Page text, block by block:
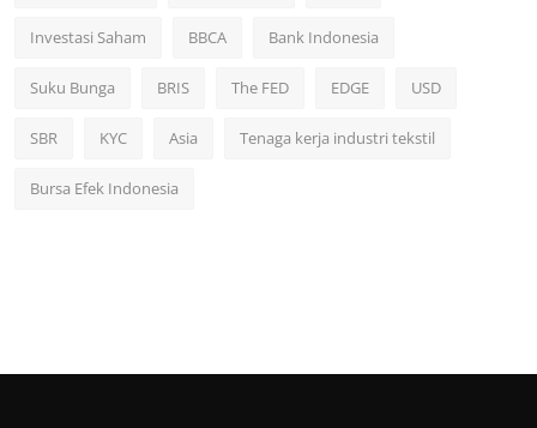
Investasi Saham BBCA Bank Indonesia
Suku Bunga BRIS The FED EDGE USD
SBR KYC Asia Tenaga kerja industri tekstil
Bursa Efek Indonesia